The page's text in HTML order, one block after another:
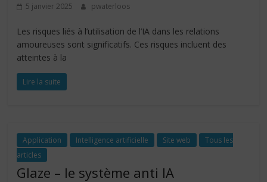
5 janvier 2025 pwaterloos
Les risques liés à l’utilisation de l’IA dans les relations
amoureuses sont significatifs. Ces risques incluent des
atteintes à la
Lire la suite
Application Intelligence artificielle Site web
Tous les
articles
Glaze – le système anti IA